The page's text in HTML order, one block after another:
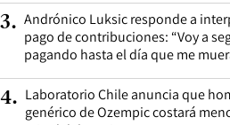
3. Andrónico Luksic responde a
pago de contribuciones: “Voy a
pagando hasta el día que me
4. Laboratorio Chile anuncia que
genérico de Ozempic costará